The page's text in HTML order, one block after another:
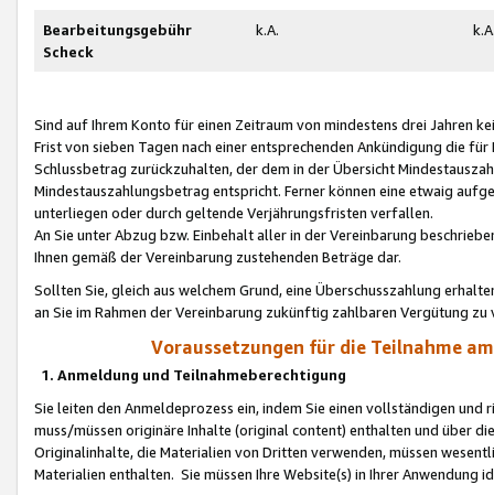
Bearbeitungsgebühr
Scheck
k.A.
Sind auf Ihrem Konto für einen Zeitraum von mindestens drei Jahren
Frist von sieben Tagen nach einer entsprechenden Ankündigung die
Schlussbetrag zurückzuhalten, der dem in der Übersicht
Mindestauszahlungsbetrag entspricht. Ferner können eine etwaig
unterliegen oder durch geltende Verjährungsfristen verfallen.
An Sie unter Abzug bzw. Einbehalt aller in der Vereinbarung
Ihnen gemäß der Vereinbarung zustehenden Beträge dar.
Sollten Sie, gleich aus welchem Grund, eine Überschusszahlung
an Sie im Rahmen der Vereinbarung zukünftig zahlbaren Vergütung zu
Voraussetzungen für die Teilnahme
1. Anmeldung und Teilnahmeberechtigung
Sie leiten den Anmeldeprozess ein, indem Sie einen vollständigen
muss/müssen originäre Inhalte (original content) enthalten und über
Originalinhalte, die Materialien von Dritten verwenden, müssen
Materialien enthalten. Sie müssen Ihre Website(s) in Ihrer Anwendung